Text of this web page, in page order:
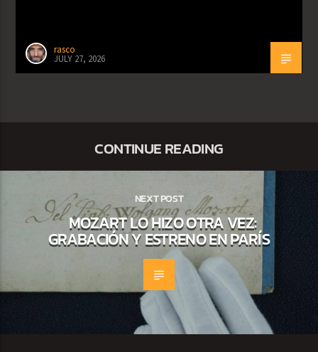
rasco
JULY 27, 2026
CONTINUE READING
NEXT POST
MOZART LO HIZO OTRA VEZ:
GRABACIÓN Y ESTRENO EN PARÍS